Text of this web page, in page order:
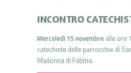
INCONTRO
Mercoledì 15 novembre alle ore
catechiste delle parrocchie di
Madonna di Fatima.